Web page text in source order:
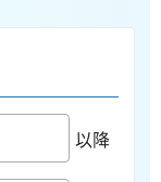
以降